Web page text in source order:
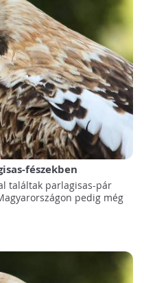
fészekben
találtak parlagisas-pár
pedig még